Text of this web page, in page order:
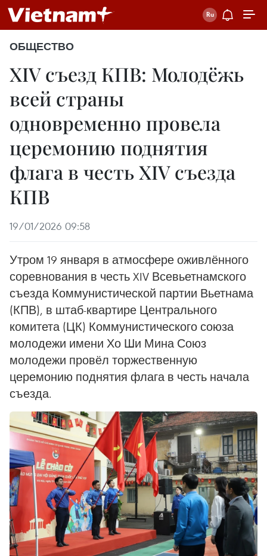
ОБЩЕСТВО
XIV съезд КПВ: Молодёжь
всей страны
одновременно провела
церемонию поднятия
флага в честь XIV съезда
КПВ
19/01/2026 09:58
Утром 19 января в атмосфере оживлённого
соревнования в честь XIV Всевьетнамского
съезда Коммунистической партии Вьетнама
(КПВ), в штаб-квартире Центрального
комитета (ЦК) Коммунистического союза
молодежи имени Хо Ши Мина Союз
молодежи провёл торжественную
церемонию поднятия флага в честь начала
съезда.